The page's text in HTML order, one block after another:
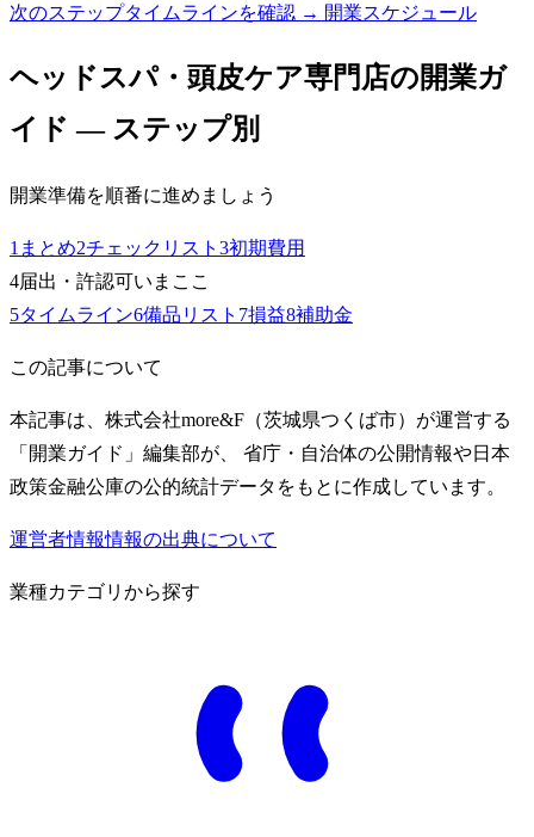
次のステップタイムラインを確認 → 開業スケジュール
ヘッドスパ・頭皮ケア専門店の開業ガ
イド — ステップ別
開業準備を順番に進めましょう
1 まとめ2チェックリスト 3初期費用
4届出・許認可いまここ
5タイムライン6備品リスト 7損益8補助金
この記事について
本記事は、株式会社more&F（茨城県つくば市）が運営する
「開業ガイド」編集部が、 省庁・自治体の公開情報や日本
政策金融公庫の公的統計データをもとに作成しています。
運営者情報情報の出典について
業種カテゴリから探す